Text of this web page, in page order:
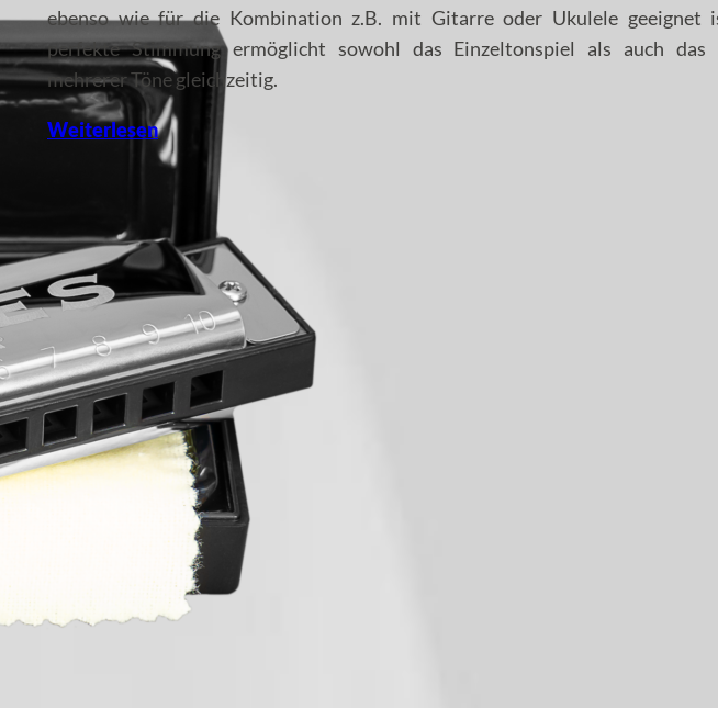
ebenso wie für die Kombination z.B. mit Gitarre oder Ukulele geeignet
perfekte Stimmung ermöglicht sowohl das Einzeltonspiel als auch das
mehrerer Töne gleichzeitig.
Weiterlesen